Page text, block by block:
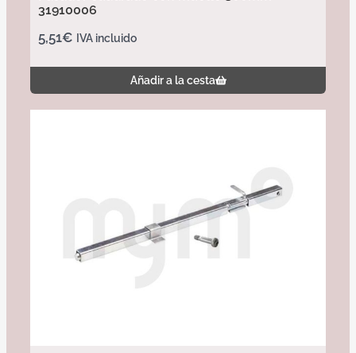
31910006
5,51€ IVA incluido
Añadir a la cesta